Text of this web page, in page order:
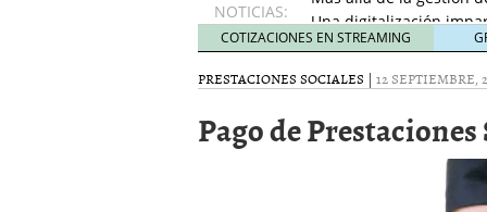
NOTICIAS:
Una digitalización
en el sector financiero
¿Cómo afectó el
22, 2021
Desempleo Colombia
COTIZACIONES EN STREAMING
PRESTACIONES SOCIALES | 12 SEPTIEMBRE,
Pago de Prestaciones